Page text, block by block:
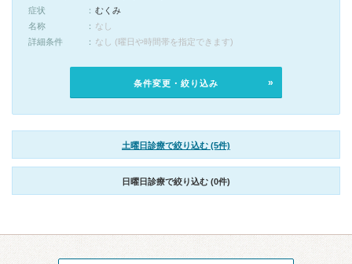
症状
むくみ
名称
なし
詳細条件
なし (曜日や時間帯を指定できます)
条件変更・絞り込み
土曜日診療で絞り込む (5件)
日曜日診療で絞り込む (0件)